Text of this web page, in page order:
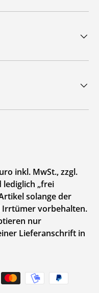
inkl. MwSt., zzgl.
lediglich „frei
solange der
vorbehalten.
nur
Lieferanschrift in